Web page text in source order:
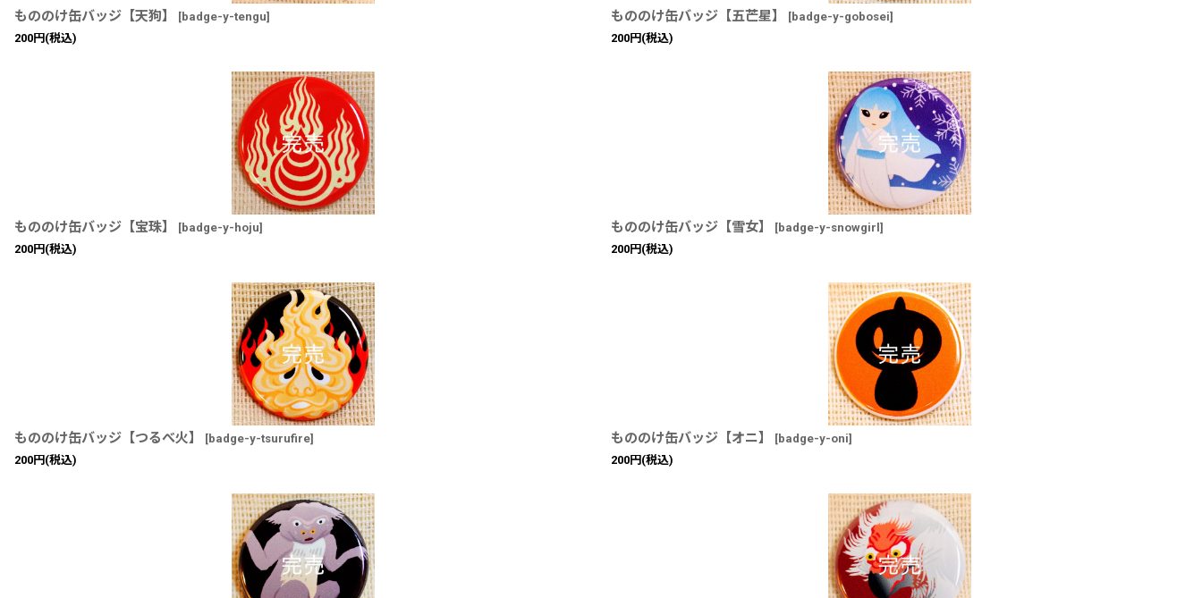
もののけ缶バッジ【天狗】 [badge-y-tengu]
200円 (税込)
もののけ缶バッジ【五芒星】 [badge-y-gobosei]
200円 (税込)
もののけ缶バッジ【宝珠】 [badge-y-hoju]
200円 (税込)
もののけ缶バッジ【雪女】 [badge-y-snowgirl ]
200円 (税込)
もののけ缶バッジ【つるべ火】 [badge-y-tsurufire]
200円 (税込)
もののけ缶バッジ【オニ】 [badge-y-oni]
200円 (税込)